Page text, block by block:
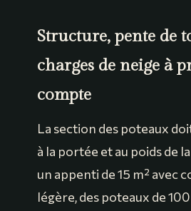
Structure, pente de
charges de neige à
compte
La section des poteaux
à la portée et au poids de
un appenti de 15 m² avec
légère, des poteaux de